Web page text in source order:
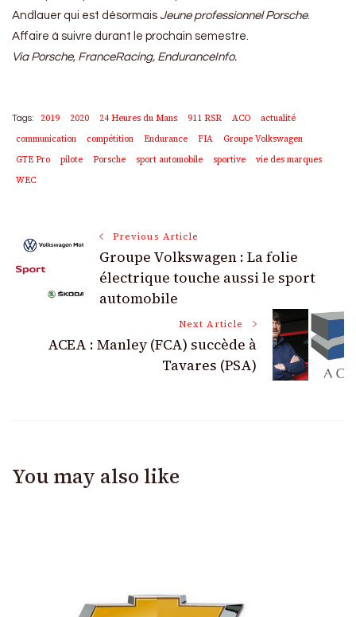
Andlauer qui est désormais Jeune professionnel Porsche.
Affaire à suivre durant le prochain semestre.
Via Porsche, FranceRacing, EnduranceInfo.
Tags: 2019 2020 24 Heures du Mans 911 RSR ACO
actualité
communication
compétition Endurance FIA
Groupe Volkswagen
GTE Pro
pilote Porsche sport automobile sportive
vie des marques
WEC
Post
Navigation
Previous Article
Groupe Volkswagen : La folie
électrique touche aussi le sport
automobile
Next Article
ACEA : Manley (FCA) succède à
Tavares (PSA)
You may also like